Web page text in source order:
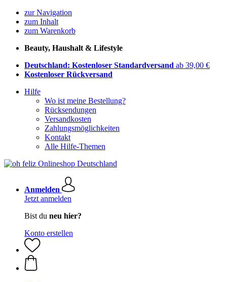
zur Navigation
zum Inhalt
zum Warenkorb
Beauty, Haushalt & Lifestyle
Deutschland: Kostenloser Standardversand ab 39,00 €
Kostenloser Rückversand
Hilfe
Wo ist meine Bestellung?
Rücksendungen
Versandkosten
Zahlungsmöglichkeiten
Kontakt
Alle Hilfe-Themen
Anmelden
Jetzt anmelden
Bist du neu hier?
Konto erstellen